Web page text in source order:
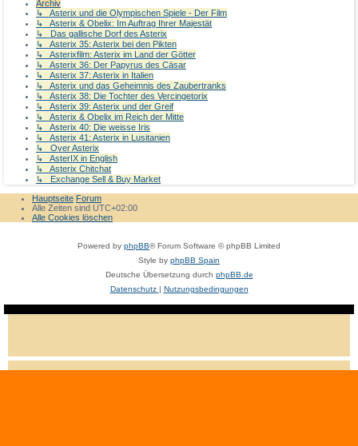
Archiv
↳ Asterix und die Olympischen Spiele - Der Film
↳ Asterix & Obelix: Im Auftrag Ihrer Majestät
↳ Das gallische Dorf des Asterix
↳ Asterix 35: Asterix bei den Pikten
↳ Asterixfilm: Asterix im Land der Götter
↳ Asterix 36: Der Papyrus des Cäsar
↳ Asterix 37: Asterix in Italien
↳ Asterix und das Geheimnis des Zaubertranks
↳ Asterix 38: Die Tochter des Vercingetorix
↳ Asterix 39: Asterix und der Greif
↳ Asterix & Obelix im Reich der Mitte
↳ Asterix 40: Die weisse Iris
↳ Asterix 41: Asterix in Lusitanien
↳ Over Asterix
↳ AsterIX in English
↳ Asterix Chitchat
↳ Exchange Sell & Buy Market
Hauptseite Forum
Alle Zeiten sind UTC+02:00
Alle Cookies löschen
Powered by phpBB® Forum Software © phpBB Limited
Style by phpBB Spain
Deutsche Übersetzung durch phpBB.de
Datenschutz | Nutzungsbedingungen